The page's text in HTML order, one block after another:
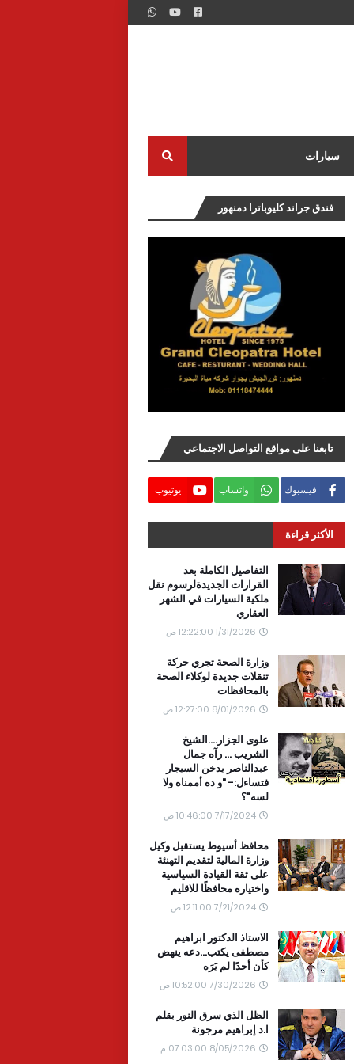
سيارات
فندق جراند كليوباترا دمنهور
تابعنا على مواقع التواصل الاجتماعي
فيسبوك واتساب يوتيوب
الأكثر قراءة
التفاصيل الكاملة بعد
القرارات الجديدةلرسوم نقل
ملكية السيارات في الشهر
العقاري
1/31/2026 12:22:00 ص
وزارة الصحة تجري حركة
تنقلات جديدة لوكلاء الصحة
بالمحافظات
8/01/2026 12:27:00 ص
علوى الجزار....الشيخ
الشريب ... رآه جمال
عبدالناصر يدخن السيجار
فتساءل:- "و ده أممناه ولا
لسه"؟
7/17/2024 10:46:00 ص
محافظ أسيوط يستقبل وكيل
وزارة المالية لتقديم التهنئة
على ثقة القيادة السياسية
واختياره محافظًا للاقليم
7/21/2024 12:11:00 ص
الاستاذ الدكتور ابراهيم
مصطفى يكتب...دعه ينهض
كأن أحدًا لم يَرَه
7/30/2026 10:52:00 ص
الظل الذي سرق النور بقلم
ا.د إبراهيم مرجونة
8/05/2026 07:03:00 م